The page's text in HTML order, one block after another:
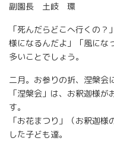
副園長 土岐 環
「死んだらどこへ行くの
様になるんだよ」「風にな
多いことでしょう。
二月。お参りの折、涅槃会
「涅槃会」は、お釈迦様
す。
「お花まつり」（お釈迦
した子ども達。